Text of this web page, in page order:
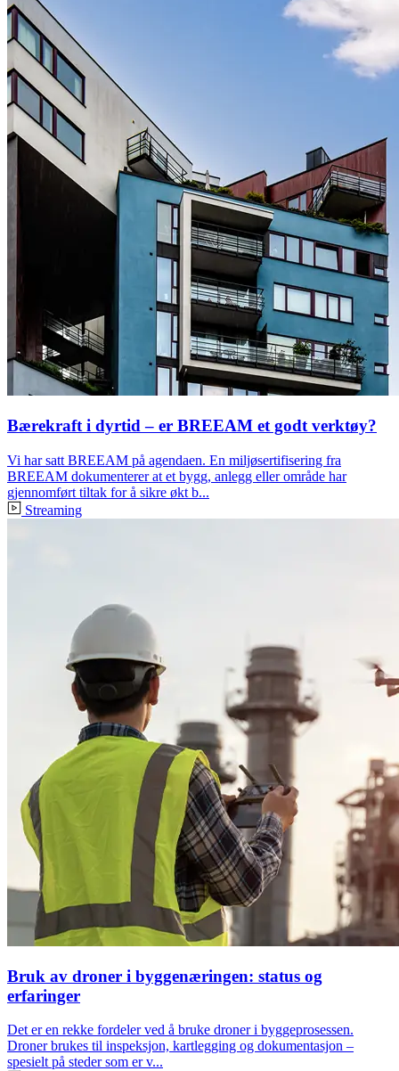
Bærekraft i dyrtid – er BREEAM et godt verktøy?
Vi har satt BREEAM på agendaen. En miljøsertifisering fra
BREEAM dokumenterer at et bygg, anlegg eller område har
gjennomført tiltak for å sikre økt b...
Streaming
Bruk av droner i byggenæringen: status og
erfaringer
Det er en rekke fordeler ved å bruke droner i byggeprosessen.
Droner brukes til inspeksjon, kartlegging og dokumentasjon –
spesielt på steder som er v...